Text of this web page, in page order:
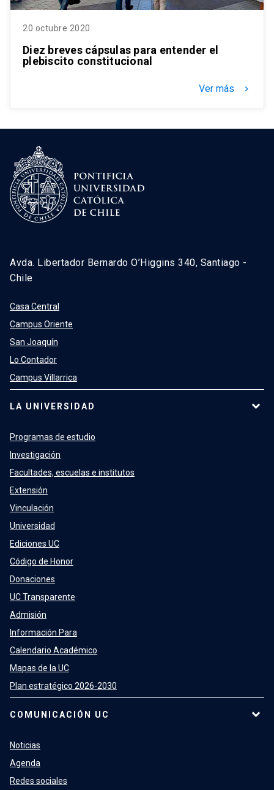
20 octubre 2020
Diez breves cápsulas para entender el
plebiscito constitucional
Ver más keyboard_arrow_right
Avda. Libertador Bernardo O’Higgins 340, Santiago -
Chile
Casa Central
Campus Oriente
San Joaquín
Lo Contador
Campus Villarrica
LA UNIVERSIDAD
Programas de estudio
Investigación
Facultades, escuelas e institutos
Extensión
Vinculación
Universidad
Ediciones UC
Código de Honor
Donaciones
UC Transparente
Admisión
Información Para
Calendario Académico
Mapas de la UC
Plan estratégico 2026-2030
COMUNICACIÓN UC
Noticias
Agenda
Redes sociales